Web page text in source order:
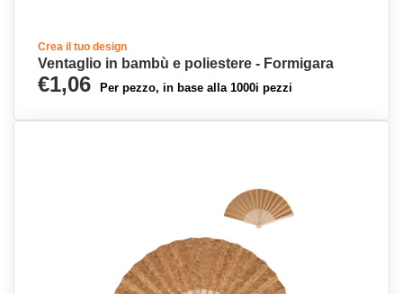
Crea il tuo design
Ventaglio in bambù e poliestere - Formigara
€1,06 Per pezzo, in base alla 1000i pezzi